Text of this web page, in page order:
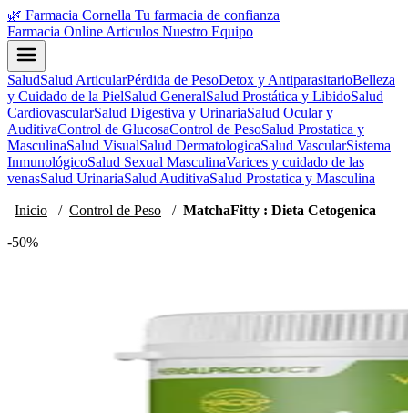
🌿 Farmacia Cornella Tu farmacia de confianza
Farmacia Online Articulos Nuestro Equipo
SaludSalud ArticularPérdida de PesoDetox y AntiparasitarioBelleza
y Cuidado de la PielSalud GeneralSalud Prostática y LibidoSalud
CardiovascularSalud Digestiva y UrinariaSalud Ocular y
AuditivaControl de GlucosaControl de PesoSalud Prostatica y
MasculinaSalud VisualSalud DermatologicaSalud VascularSistema
InmunológicoSalud Sexual MasculinaVarices y cuidado de las
venasSalud UrinariaSalud AuditivaSalud Prostatica y Masculina
Inicio / Control de Peso / MatchaFitty : Dieta Cetogenica
-50%